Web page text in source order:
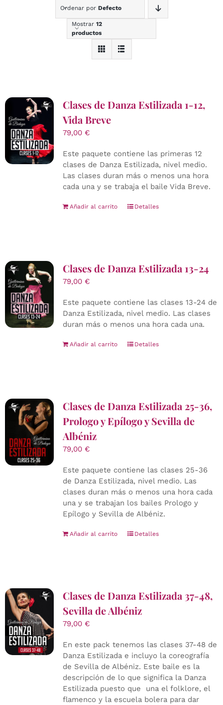
Ordenar por Defecto
Mostrar 12
productos
Clases de Danza Estilizada 1-12,
Vida Breve
79,00 €
Este paquete contiene las primeras 12
clases de Danza Estilizada, nivel medio.
Las clases duran más o menos una hora
cada una y se trabaja el baile Vida Breve.
Añadir al carrito Detalles
Clases de Danza Estilizada 13-24
79,00 €
Este paquete contiene las clases 13-24 de
Danza Estilizada, nivel medio. Las clases
duran más o menos una hora cada una.
Añadir al carrito Detalles
Clases de Danza Estilizada 25-36,
Prologo y Epílogo y Sevilla de
Albéniz
79,00 €
Este paquete contiene las clases 25-36
de Danza Estilizada, nivel medio. Las
clases duran más o menos una hora cada
una y se trabajan los bailes Prologo y
Epílogo y Sevilla de Albéniz.
Añadir al carrito Detalles
Clases de Danza Estilizada 37-48,
Sevilla de Albéniz
79,00 €
En este pack tenemos las clases 37-48 de
Danza Estilizada e incluyo la coreografía
de Sevilla de Albéniz. Este baile es la
descripción de lo que significa la Danza
Estilizada puesto que una el folklore, el
flamenco y la escuela bolera para dar